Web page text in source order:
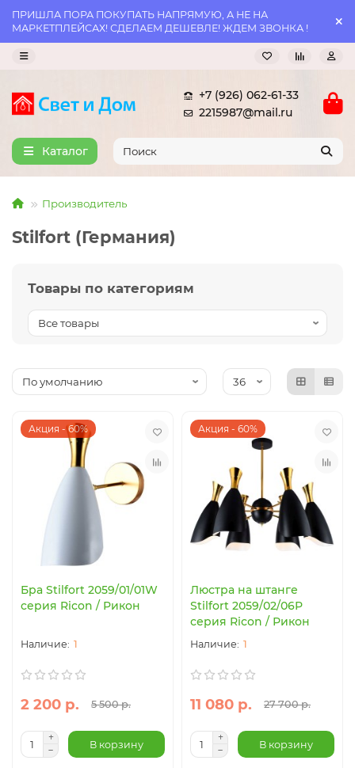
ПРИШЛА ПОРА ПОКУПАТЬ НАПРЯМУЮ, А НЕ НА
МАРКЕТПЛЕЙСАХ! СДЕЛАЕМ ДЕШЕВЛЕ! ЖДЕМ ЗВОНКА !
+7 (926) 062-61-33
2215987@mail.ru
Каталог
Производитель
Stilfort (Германия)
Товары по категориям
Акция - 60%
Бра Stilfort 2059/01/01W
серия Ricon / Рикон
1
2 200 р. 5 500 р.
В корзину
Акция - 60%
Люстра на штанге
Stilfort 2059/02/06P
серия Ricon / Рикон
1
11 080 р. 27 700 р.
В корзину